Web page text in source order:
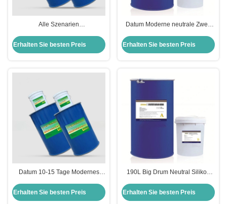
Alle Szenarien
großen Fässern Schwarz/weiß
Erhalten Sie besten Preis
Datum Moderne neutrale Zwei-
Dichtungsmittel für Isolierglas
Sekundärdichtung
Erhalten Sie besten Preis
Datum 10-15 Tage Modernes
200L Silicone Dichtungsmittel
Lieferanten mit vielen Farben
Erhalten Sie besten Preis
190L Big Drum Neutral Silikon
in 10-15 Tagen
Erhalten Sie besten Preis